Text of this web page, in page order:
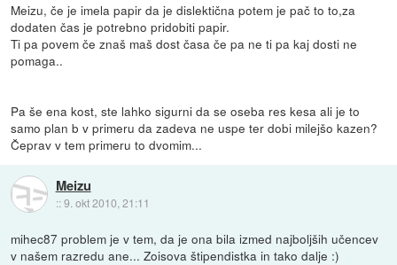
Meizu, če je imela papir da je dislektična potem je pač to to,za
dodaten čas je potrebno pridobiti papir.
Ti pa povem če znaš maš dost časa če pa ne ti pa kaj dosti ne
pomaga..
Pa še ena kost, ste lahko sigurni da se oseba res kesa ali je to
samo plan b v primeru da zadeva ne uspe ter dobi milejšo kazen?
Čeprav v tem primeru to dvomim...
Meizu
::9. okt 2010, 21:11
mihec87 problem je v tem, da je ona bila izmed najboljših učencev
v našem razredu ane... Zoisova štipendistka in tako dalje :)